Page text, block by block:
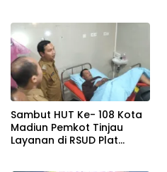
Sambut HUT Ke- 108 Kota
Madiun Pemkot Tinjau
Layanan di RSUD Plat